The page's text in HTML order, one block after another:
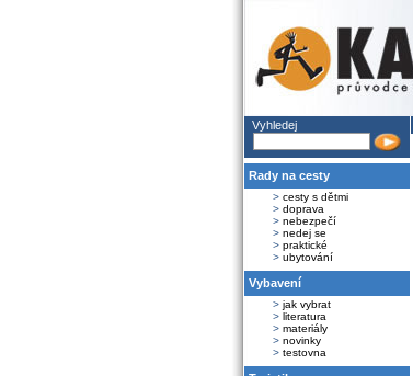
Vyhledej
Rady na cesty
> cesty s dětmi
> doprava
> nebezpečí
> nedej se
> praktické
> ubytování
Vybavení
> jak vybrat
> literatura
> materiály
> novinky
> testovna